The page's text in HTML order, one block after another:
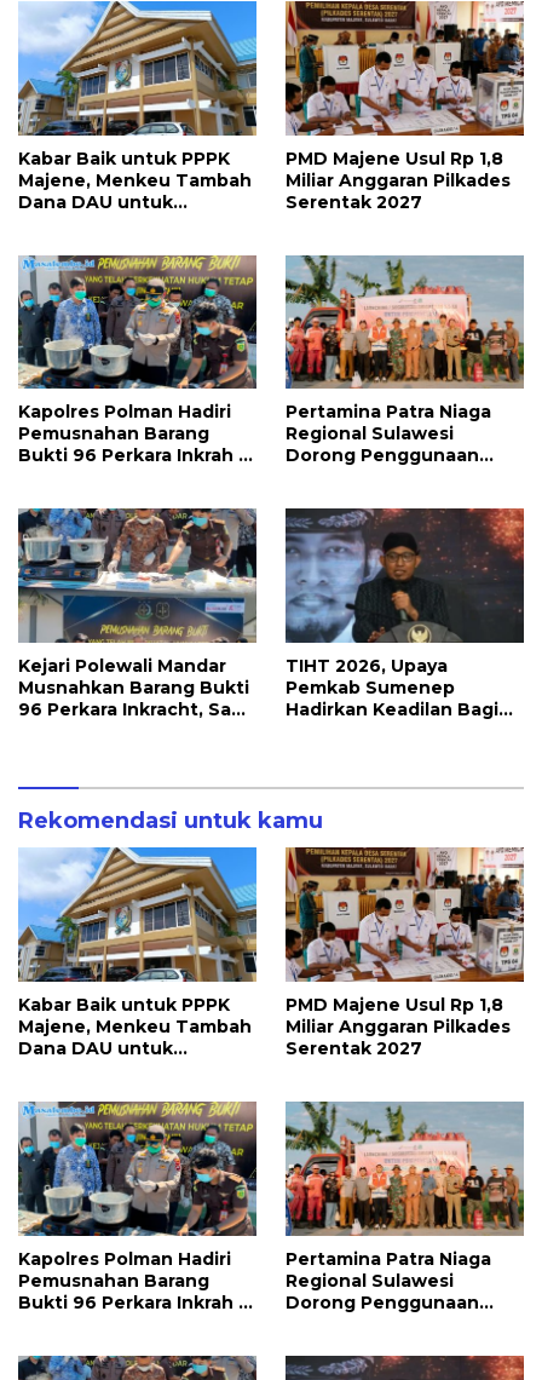
Kabar Baik untuk PPPK
Majene, Menkeu Tambah
Dana DAU untuk
PMD Majene Usul Rp 1,8
Miliar Anggaran Pilkades
Serentak 2027
Kapolres Polman Hadiri
Pemusnahan Barang
Bukti 96 Perkara Inkrah di
Pertamina Patra Niaga
Regional Sulawesi
Dorong Penggunaan
Energi Irigasi
Kejari Polewali Mandar
Musnahkan Barang Bukti
96 Perkara Inkracht, Sabu
TIHT 2026, Upaya
Pemkab Sumenep
Hadirkan Keadilan Bagi
Rekomendasi untuk kamu
Kabar Baik untuk PPPK
Majene, Menkeu Tambah
Dana DAU untuk
PMD Majene Usul Rp 1,8
Miliar Anggaran Pilkades
Serentak 2027
Kapolres Polman Hadiri
Pemusnahan Barang
Bukti 96 Perkara Inkrah di
Pertamina Patra Niaga
Regional Sulawesi
Dorong Penggunaan
Energi Irigasi